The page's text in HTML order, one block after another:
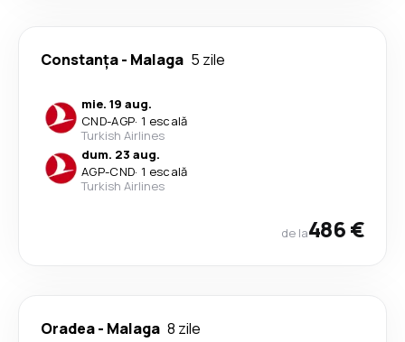
Constanța- Malaga 5 zile
mie. 19 aug.
CND-AGP· 1 escală
Turkish Airlines
dum. 23 aug.
AGP-CND· 1 escală
Turkish Airlines
de la486 €
Oradea- Malaga 8 zile